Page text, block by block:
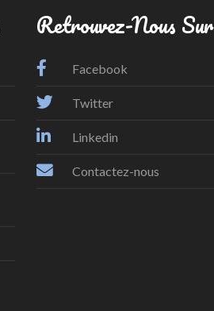
Retrouvez-Nous Sur
Facebook
Twitter
Linkedin
Contactez-nous